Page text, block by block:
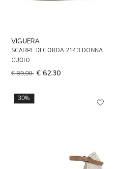
VIGUERA
SCARPE DI CORDA 2143 DONNA
CUOIO
€ 89,00 € 62,30
30%